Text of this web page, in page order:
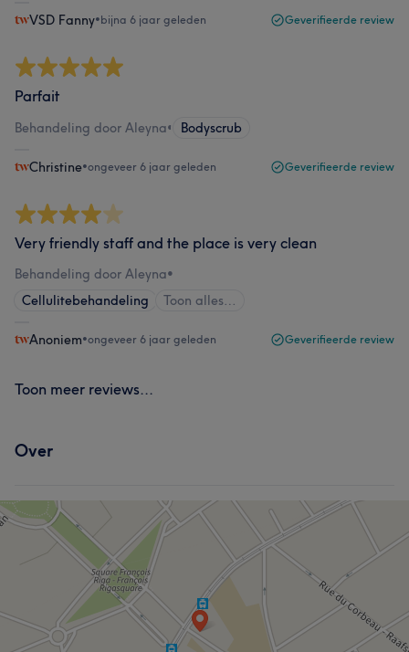
VSD Fanny•bijna 6 jaar geleden Geverifieerde review
Parfait
Behandeling door Aleyna• Bodyscrub
Christine•ongeveer 6 jaar geleden Geverifieerde review
Very friendly staff and the place is very clean
Behandeling door Aleyna•
Cellulitebehandeling
Toon alles…
Anoniem•ongeveer 6 jaar geleden Geverifieerde review
Toon meer reviews...
Over